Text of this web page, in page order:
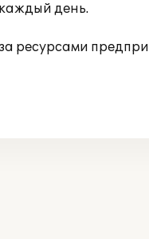
каждый день.
ресурсами